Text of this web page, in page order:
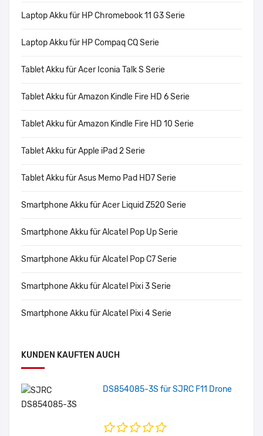
Laptop Akku für HP Chromebook 11 G3 Serie
Laptop Akku für HP Compaq CQ Serie
Tablet Akku für Acer Iconia Talk S Serie
Tablet Akku für Amazon Kindle Fire HD 6 Serie
Tablet Akku für Amazon Kindle Fire HD 10 Serie
Tablet Akku für Apple iPad 2 Serie
Tablet Akku für Asus Memo Pad HD7 Serie
Smartphone Akku für Acer Liquid Z520 Serie
Smartphone Akku für Alcatel Pop Up Serie
Smartphone Akku für Alcatel Pop C7 Serie
Smartphone Akku für Alcatel Pixi 3 Serie
Smartphone Akku für Alcatel Pixi 4 Serie
KUNDEN KAUFTEN AUCH
DS854085-3S für SJRC F11 Drone